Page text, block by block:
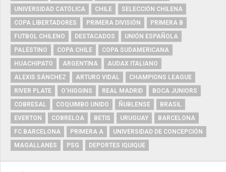
UNIVERSIDAD CATÓLICA
CHILE
SELECCIÓN CHILENA
COPA LIBERTADORES
PRIMERA DIVISIÓN
PRIMERA B
FUTBOL CHILENO
DESTACADOS
UNIÓN ESPAÑOLA
PALESTINO
COPA CHILE
COPA SUDAMERICANA
HUACHIPATO
ARGENTINA
AUDAX ITALIANO
ALEXIS SÁNCHEZ
ARTURO VIDAL
CHAMPIONS LEAGUE
RIVER PLATE
O'HIGGINS REAL MADRID
BOCA JUNIORS
COBRESAL
COQUIMBO UNIDO ÑUBLENSE
BRASIL
EVERTON
COBRELOA BETIS URUGUAY
BARCELONA
FC BARCELONA
PRIMERA A
UNIVERSIDAD DE CONCEPCIÓN
MAGALLANES
PSG DEPORTES IQUIQUE